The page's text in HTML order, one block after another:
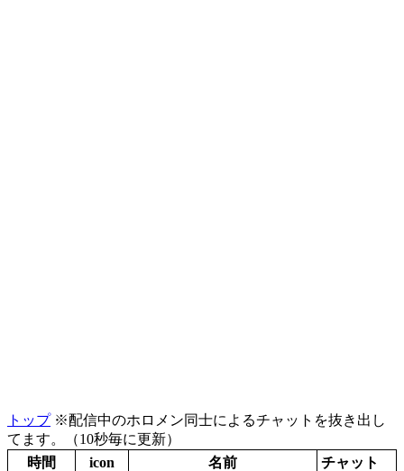
トップ※配信中のホロメン同士によるチャットを抜き出し
てます。（10秒毎に更新）
時間
icon 名前 チャット